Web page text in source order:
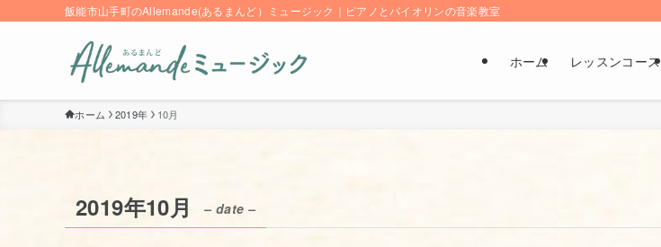
飯能市山手町のAllemande(あるまんど）ミュージック｜ピアノとバイオリンの音楽教室
ホーム レッスンコース
ホーム 2019年 10月
2019年10月 – date –